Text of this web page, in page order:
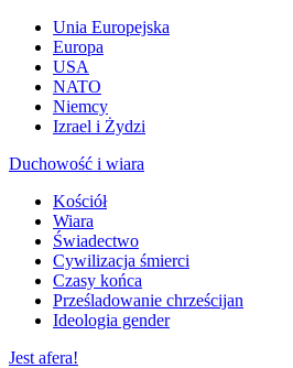
Unia Europejska
Europa
USA
NATO
Niemcy
Izrael i Żydzi
Duchowość i wiara
Kościół
Wiara
Świadectwo
Cywilizacja śmierci
Czasy końca
Prześladowanie chrześcijan
Ideologia gender
Jest afera!